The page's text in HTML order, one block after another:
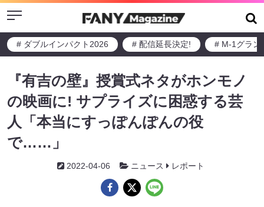
Menu
# ダブルインパクト2026 # 配信延長決定! # M-1グラン
『有吉の壁』授賞式ネタがホンモノ
の映画に! サプライズに困惑する芸
人「本当にすっぽんぽんの役
で……」
2022-04-06 ニュース レポート